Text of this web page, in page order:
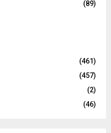
(89)
(461)
(457)
(2)
(46)